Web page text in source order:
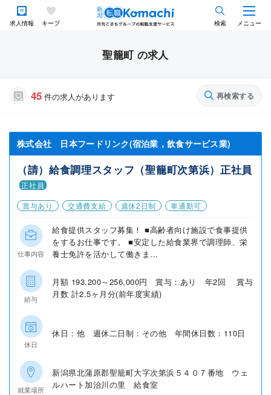
求人情報 キープ 検索 メニュー
聖籠町 の求人
45 件の求人があります 再検索する
株式会社 日本フードリンク(宿泊業，飲食サービス業)
（請）給食調理スタッフ（聖籠町次第浜）正社員
正社員
賞与あり
交通費支給 週休2日制 車通勤可
仕事内容
給食提供スタッフ募集！ ■高齢者向け施設で食事提供
をするお仕事です。 ■安定した給食業界で調理師、栄
養士免許を活かして働きま...
給与
月額 193,200～256,000円 賞与：あり 年2回 賞与
月数 計2.5ヶ月分(前年度実績)
休日
休日：他 週休二日制：その他 年間休日数：110日
就業場所
新潟県北蒲原郡聖籠町大字次第浜５４０７番地 ウェ
ルハート加治川の里 給食室